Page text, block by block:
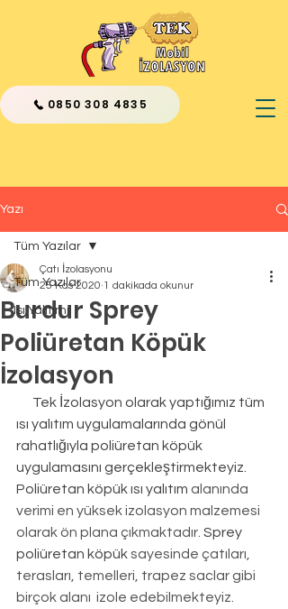
0850 308 4835
Yazı
Tüm Yazılar
Isı Yalıtımı
Tüm Yazılar
Burdur Sprey
Poliüretan Köpük
İzolasyon
Çatı İzolasyonu
25 Kas 2020 1 dakikada okunur
ısı yalıtım uygulamalarında gönül
rahatlığıyla poliüretan köpük
uygulamasını gerçekleştirmekteyiz.
Poliüretan köpük ısı yalıtım alanında
verimi en yüksek izolasyon malzemesi
olarak ön plana çıkmaktadır. Sprey
poliüretan köpük sayesinde çatıları,
terasları, temelleri, trapez saclar gibi
birçok alanı  izole edebilmekteyiz.